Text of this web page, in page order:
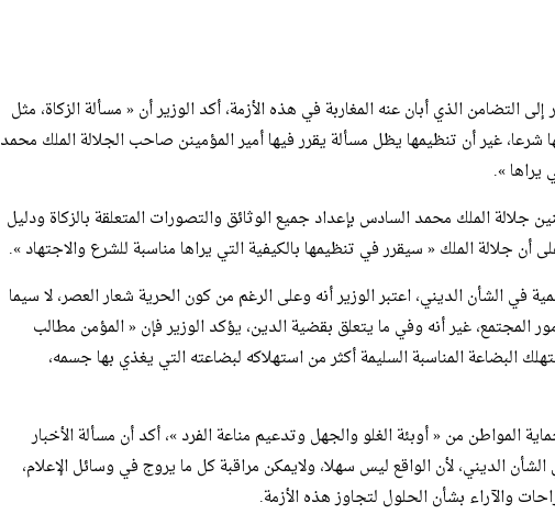
التضامن الذي أبان عنه المغاربة في هذه الأزمة، أكد الوزير أن « مسألة الزكاة، مثل
شرعا، غير أن تنظيمها يظل مسألة يقرر فيها أمير المؤمينن صاحب الجلالة الملك محمد
يراها ».
جلالة الملك محمد السادس بإعداد جميع الوثائق والتصورات المتعلقة بالزكاة ودليل
جلالة الملك « سيقرر في تنظيمها بالكيفية التي يراها مناسبة للشرع والاجتهاد ».
في الشأن الديني، اعتبر الوزير أنه وعلى الرغم من كون الحرية شعار العصر، لا سيما
المجتمع، غير أنه وفي ما يتعلق بقضية الدين، يؤكد الوزير فإن « المؤمن مطالب
البضاعة المناسبة السليمة أكثر من استهلاكه لبضاعته التي يغذي بها جسمه،
المواطن من « أوبئة الغلو والجهل وتدعيم مناعة الفرد »، أكد أن مسألة الأخبار
الديني، لأن الواقع ليس سهلا، ولايمكن مراقبة كل ما يروج في وسائل الإعلام،
والآراء بشأن الحلول لتجاوز هذه الأزمة.